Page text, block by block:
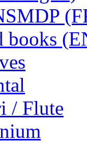
books
/ Flute